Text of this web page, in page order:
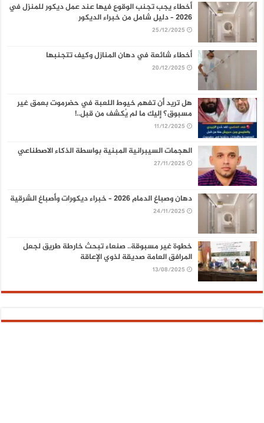
أخطاء يجب تجنب الوقوع فيها عند عمل ديكور للمنزل في
2026 – دليل شامل من خبراء الديكور
25/12/2025
أخطاء شائعة في دهان المنازل وكيف تتجنبها
20/12/2025
هل تريد أن تفهم خيوط اللعبة في حضرموت بعمق غير
مسبوق؟ إليك ما لم يُكشف من قبل..!
11/12/2025
الهجمات السيبرانية المبنية بواسطة الذكاء الاصطناعي
27/11/2025
دهان وصباغ الدمام 2026 – خبراء ديكورات وأصباغ الشرقية
24/11/2025
خطوة غير مسبوقة.. صنعاء تبحث خارطة طريق لجعل
المرافق العامة صديقة لذوي الإعاقة
13/08/2025